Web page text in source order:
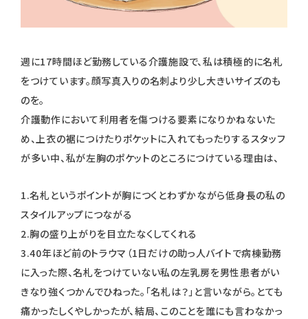
週に17時間ほど勤務している介護施設で、私は積極的に名札
をつけています。顔写真入りの名刺より少し大きいサイズのも
のを。
介護動作において利用者を傷つける要素になりかねないた
め、上衣の裾につけたりポケットに入れてもったりするスタッフ
が多い中、私が左胸のポケットのところにつけている理由は、
1.名札というポイントが胸につくとわずかながら低身長の私の
スタイルアップにつながる
2.胸の盛り上がりを目立たなくしてくれる
3.40年ほど前のトラウマ（1日だけの助っ人バイトで病棟勤務
に入った際、名札をつけていない私の左乳房を男性患者がい
きなり強くつかんでひねった。「名札は？」と言いながら。とても
痛かったしくやしかったが、結局、このことを誰にも言わなかっ